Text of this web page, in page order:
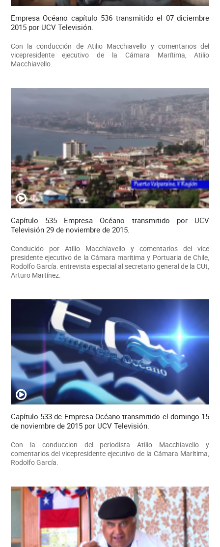
Empresa Océano capítulo 536 transmitido el 07 diciembre
2015 por UCV Televisión.
Con la conducción de Atilio Macchiavello y comentarios del
vicepresidente ejecutivo de la Cámara Marítima, Atilio
Macchiavello.
Capítulo 535 Empresa Océano transmitido por UCV
Televisión 29 de noviembre de 2015.
Conducido por Atilio Macchiavello y comentarios del vice
presidente ejecutivo de la Cámara marítima y Portuaria de Chile,
Rodolfo García. entrevista especial al secretario general de la CUt,
Arturo Martínez.
Capítulo 533 de Empresa Océano transmitido el domingo 15
de noviembre de 2015 por UCV Televisión.
Con la conduccion del periodista Atilio Macchiavello y
comentarios del vicepresidente ejecutivo de la Cámara Marítima,
Rodolfo García.